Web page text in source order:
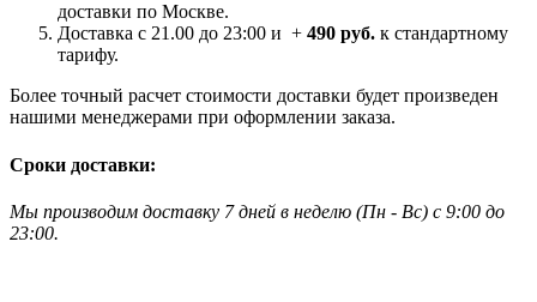
доставки по Москве.
Доставка с 21.00 до 23:00 и + 490 руб. к стандартному
тарифу.
Более точный расчет стоимости доставки будет произведен
нашими менеджерами при оформлении заказа.
Сроки доставки:
Мы производим доставку 7 дней в неделю (Пн - Вс) с 9:00 до
23:00.